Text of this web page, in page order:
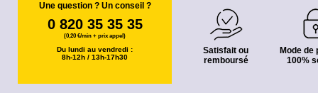
Une question ? Un conseil ?
0 820 35 35 35
(0,20 €/min + prix appel)
Du lundi au vendredi :
8h-12h / 13h-17h30
Satisfait ou
remboursé
Mode de
100%